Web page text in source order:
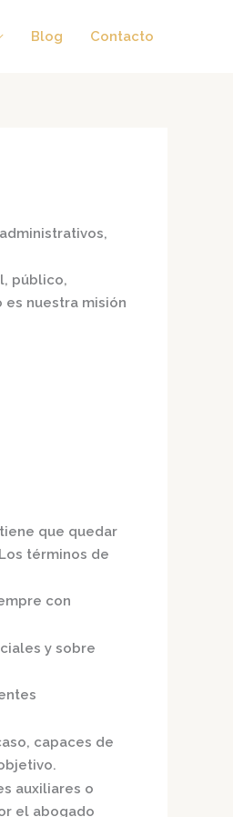
Blog Contacto
público,
nuestra misión
que quedar
términos de
con
y sobre
capaces de
auxiliares o
el abogado